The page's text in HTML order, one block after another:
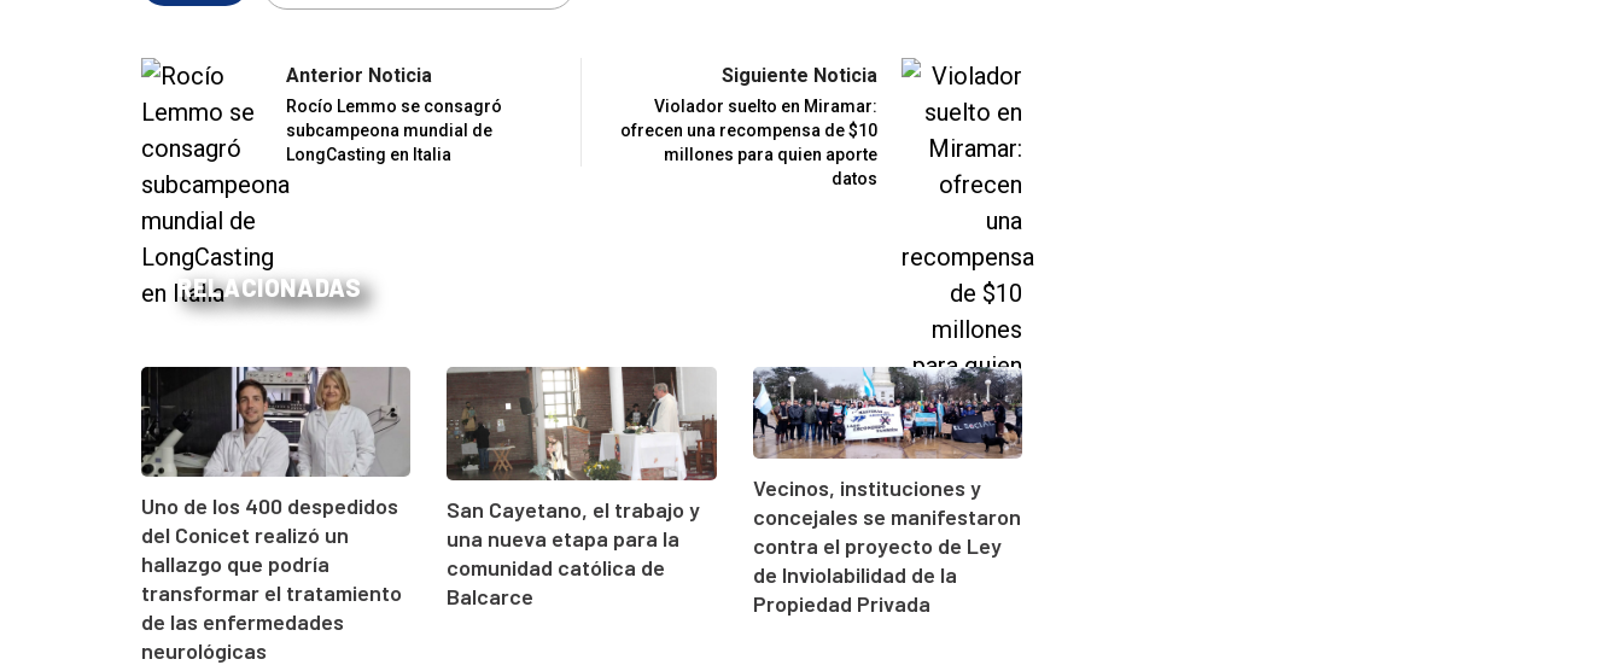
Anterior Noticia
Rocío Lemmo se consagró
subcampeona mundial de
LongCasting en Italia
Siguiente Noticia
Violador suelto en Miramar:
ofrecen una recompensa de $10
millones para quien aporte
datos
RELACIONADAS
Uno de los 400 despedidos
del Conicet realizó un
hallazgo que podría
transformar el tratamiento
de las enfermedades
neurológicas
San Cayetano, el trabajo y
una nueva etapa para la
comunidad católica de
Balcarce
Vecinos, instituciones y
concejales se manifestaron
contra el proyecto de Ley
de Inviolabilidad de la
Propiedad Privada